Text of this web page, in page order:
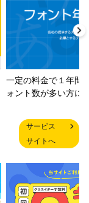
一定の料金で１年間
ォント数が多い方に
サービス
サイトへ